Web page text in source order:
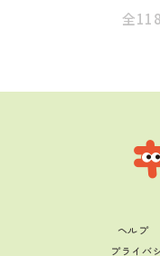
全
ヘルプ
プライバ